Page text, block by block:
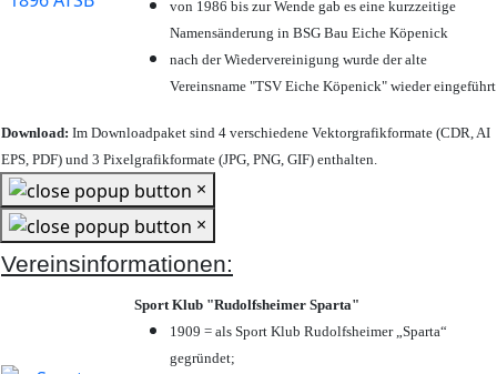
von 1986 bis zur Wende gab es eine kurzzeitige
Namensänderung in BSG Bau Eiche Köpenick
nach der Wiedervereinigung wurde der alte
Vereinsname "TSV Eiche Köpenick" wieder eingeführt
Download: Im Downloadpaket sind 4 verschiedene Vektorgrafikformate (CDR, AI
EPS, PDF) und 3 Pixelgrafikformate (JPG, PNG, GIF) enthalten.
×
×
Vereinsinformationen:
Sport Klub "Rudolfsheimer Sparta"
1909 = als Sport Klub Rudolfsheimer „Sparta“
gegründet;